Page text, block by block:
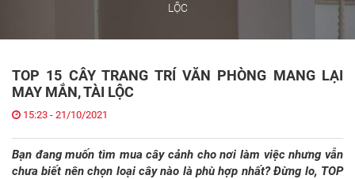
LỘC
TOP 15 CÂY TRANG TRÍ VĂN PHÒNG MANG LẠI
MAY MẮN, TÀI LỘC
15:23 - 21/10/2021
Bạn đang muốn tìm mua cây cảnh cho nơi làm việc nhưng vẫn
chưa biết nên chọn loại cây nào là phù hợp nhất? Đừng lo, TOP